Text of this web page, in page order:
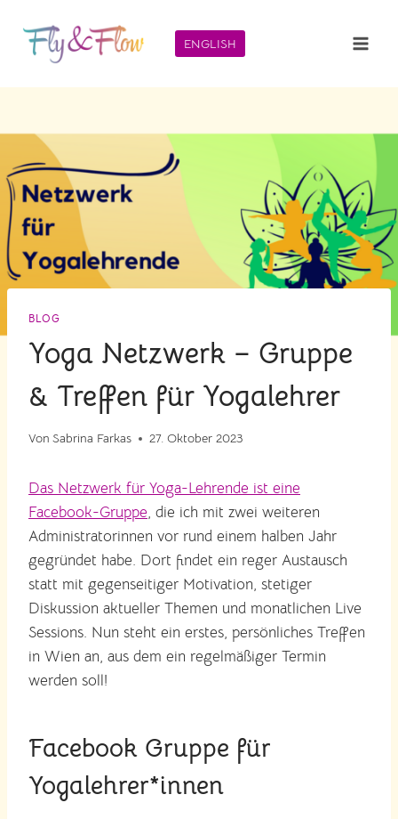
Inhalt
springen
ENGLISH
BLOG
Yoga Netzwerk – Gruppe
& Treffen für Yogalehrer
Von Sabrina Farkas 27. Oktober 2023
Das Netzwerk für Yoga-Lehrende ist eine
Facebook-Gruppe, die ich mit zwei weiteren
Administratorinnen vor rund einem halben Jahr
gegründet habe. Dort findet ein reger Austausch
statt mit gegenseitiger Motivation, stetiger
Diskussion aktueller Themen und monatlichen Live
Sessions. Nun steht ein erstes, persönliches Treffen
in Wien an, aus dem ein regelmäßiger Termin
werden soll!
Facebook Gruppe für
Yogalehrer*innen